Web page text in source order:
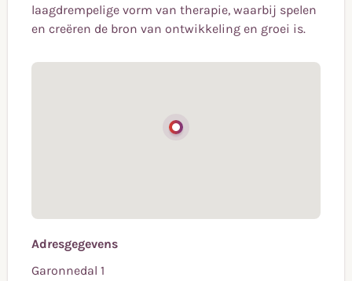
laagdrempelige vorm van therapie, waarbij spelen
en creëren de bron van ontwikkeling en groei is.
Adresgegevens
Garonnedal 1